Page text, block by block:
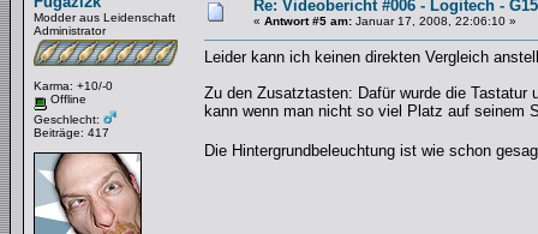
Modder aus Leidenschaft
Administrator
Karma: +10/-0
Offline
Geschlecht:
Beiträge: 417
Re: Videobericht #006 - Logitech -
« Antwort #5 am: Januar 17, 2008, 22:06:10 »
Leider kann ich keinen direkten Vergleich
Zu den Zusatztasten: Dafür wurde die
kann wenn man nicht so viel Platz auf seinem
Die Hintergrundbeleuchtung ist wie schon